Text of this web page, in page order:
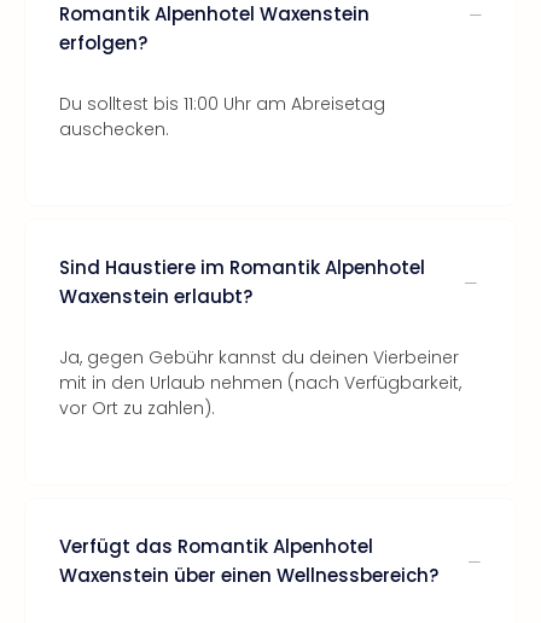
Romantik Alpenhotel Waxenstein
erfolgen?
Du solltest bis 11:00 Uhr am Abreisetag
auschecken.
Sind Haustiere im Romantik Alpenhotel
Waxenstein erlaubt?
Ja, gegen Gebühr kannst du deinen Vierbeiner
mit in den Urlaub nehmen (nach Verfügbarkeit,
vor Ort zu zahlen).
Verfügt das Romantik Alpenhotel
Waxenstein über einen Wellnessbereich?